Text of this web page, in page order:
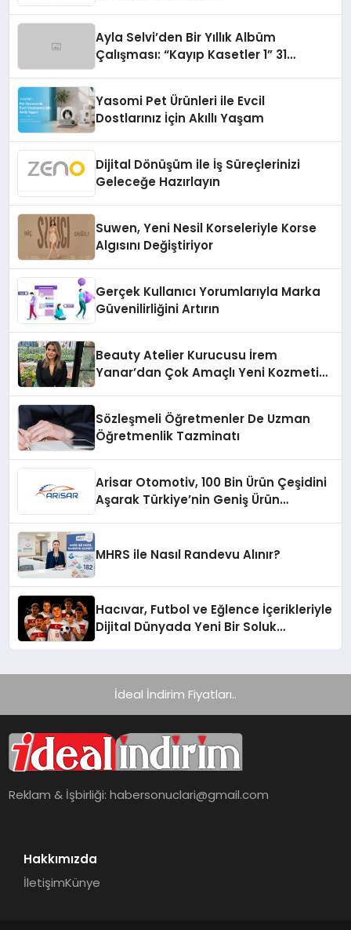
Ayla Selvi’den Bir Yıllık Albüm
Çalışması: “Kayıp Kasetler 1” 31
Yasomi Pet Ürünleri ile Evcil
Dostlarınız İçin Akıllı Yaşam
Dijital Dönüşüm ile İş Süreçlerinizi
Geleceğe Hazırlayın
Suwen, Yeni Nesil Korseleriyle Korse
Algısını Değiştiriyor
Gerçek Kullanıcı Yorumlarıyla Marka
Güvenilirliğini Artırın
Beauty Atelier Kurucusu İrem
Yanar’dan Çok Amaçlı Yeni Kozmetik
Sözleşmeli Öğretmenler De Uzman
Öğretmenlik Tazminatı
Arisar Otomotiv, 100 Bin Ürün Çeşidini
Aşarak Türkiye’nin Geniş Ürün
MHRS ile Nasıl Randevu Alınır?
Hacıvar, Futbol ve Eğlence İçerikleriyle
Dijital Dünyada Yeni Bir Soluk
İdeal İndirim Fiyatları..
Reklam & İşbirliği:habersonuclari@gmail.com
Hakkımızda
İletişimKünye